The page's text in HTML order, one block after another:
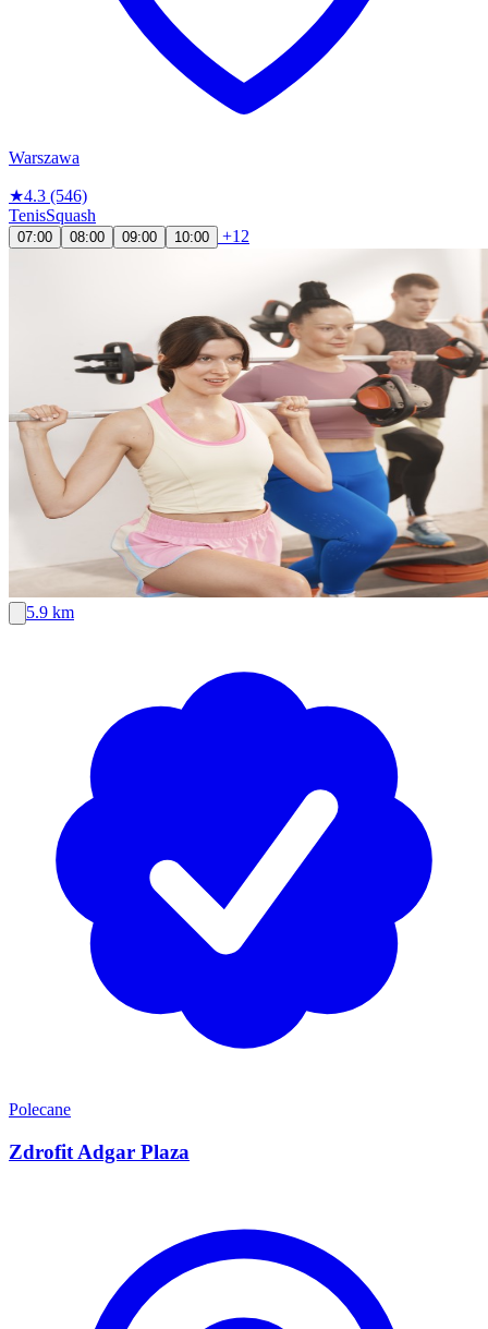
Warszawa
★4.3 (546)
TenisSquash
07:00 08:00 09:00 10:00 +12
5.9 km
Polecane
Zdrofit Adgar Plaza